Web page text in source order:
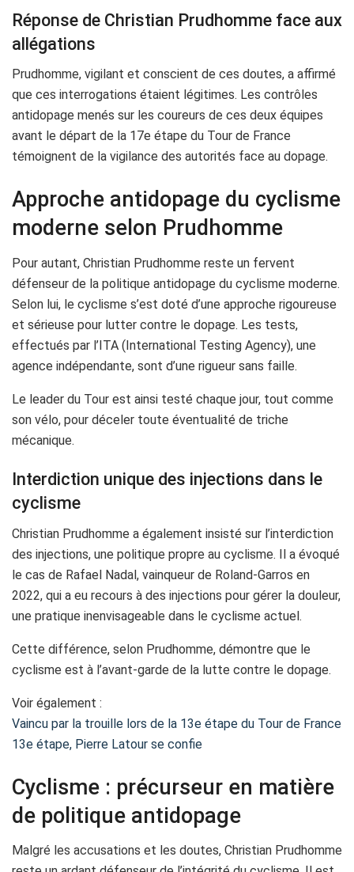
Réponse de Christian Prudhomme face aux
allégations
Prudhomme, vigilant et conscient de ces doutes, a affirmé
que ces interrogations étaient légitimes. Les contrôles
antidopage menés sur les coureurs de ces deux équipes
avant le départ de la 17e étape du Tour de France
témoignent de la vigilance des autorités face au dopage.
Approche antidopage du cyclisme
moderne selon Prudhomme
Pour autant, Christian Prudhomme reste un fervent
défenseur de la politique antidopage du cyclisme moderne.
Selon lui, le cyclisme s’est doté d’une approche rigoureuse
et sérieuse pour lutter contre le dopage. Les tests,
effectués par l’ITA (International Testing Agency), une
agence indépendante, sont d’une rigueur sans faille.
Le leader du Tour est ainsi testé chaque jour, tout comme
son vélo, pour déceler toute éventualité de triche
mécanique.
Interdiction unique des injections dans le
cyclisme
Christian Prudhomme a également insisté sur l’interdiction
des injections, une politique propre au cyclisme. Il a évoqué
le cas de Rafael Nadal, vainqueur de Roland-Garros en
2022, qui a eu recours à des injections pour gérer la douleur,
une pratique inenvisageable dans le cyclisme actuel.
Cette différence, selon Prudhomme, démontre que le
cyclisme est à l’avant-garde de la lutte contre le dopage.
Voir également :
Vaincu par la trouille lors de la 13e étape du Tour de France
13e étape, Pierre Latour se confie
Cyclisme : précurseur en matière
de politique antidopage
Malgré les accusations et les doutes, Christian Prudhomme